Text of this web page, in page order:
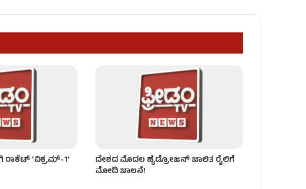
ಟ್ರ್ಯಾಪ್’ ಆತಂಕ!
‘ವಿಕ್ರಮ್-1’
ದೇಶದ ಮೊದಲ ಹೈಡ್ರೋಜನ್‌ ಚಾಲಿತ ರೈಲಿಗೆ
ಮೋದಿ ಚಾಲನೆ!